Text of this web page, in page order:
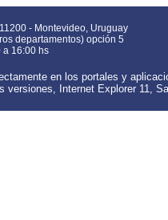
- Montevideo, Uruguay
departamentos) opción 5
a 16:00 hs
en los portales y
versiones, Internet Explorer 11,